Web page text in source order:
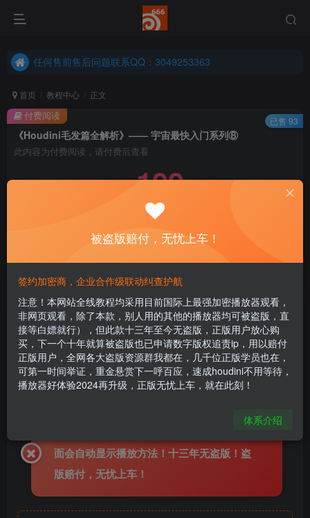
任何售前售后问题联系QQ：3049253363
任何售前售后问题联系QQ：3049253363
首页 教程中心 正文
《Houdini毛发篇全解析》—— 宇宙最快入门系列⑧
此内容为付费阅读，请付费后查看
199
立即购买
付费阅读 已售 93
《Houdini毛发篇全解析》—— 宇宙最快入门系列
⑧
houdini666
2年前更新
关注 私信
面会自动显示播放方法！十三年无盗版！盗
版赔付，无忧上车！
被盗版赔付，无忧上车！
签约加密商，企业合作级联动纠查护航
注意！本网站全线教程均采用目前国际上最强加密播放器观看，
非网页观看，除了本款，别人用的其他的播放器均可被盗版，直
接等白嫖就行），但此款十三年至今无盗版，正版用户放心购
买，下一个十年就算被盗版也已申请数字版权追责ip，用以赔付
正版用户，全网各大盗版资源群我都在，几千位正版学员也在，
可第一时间举证，重金悬赏下一呼百应，速成houdini不用等待，
播放器好体验2024再升级，正版无忧上车，就在此刻！
体系介绍